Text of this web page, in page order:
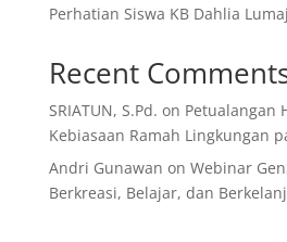
Perhatian Siswa KB Dahlia
Recent
SRIATUN, S.Pd. on Petualangan
Kebiasaan Ramah Lingkungan
Andri Gunawan on Webinar
Berkreasi, Belajar, dan